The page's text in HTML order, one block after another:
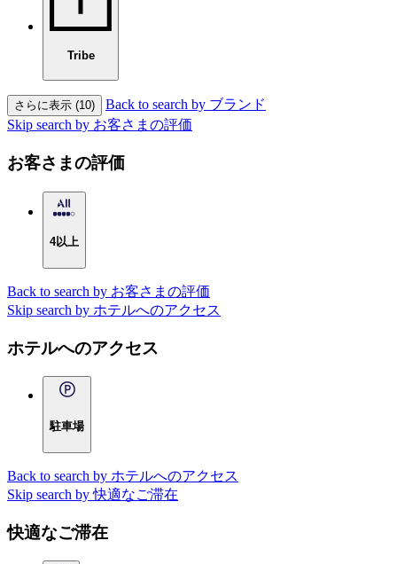
Tribe
さらに表示 (10)
Back to search by ブランド
Skip search by お客さまの評価
お客さまの評価
4以上
Back to search by お客さまの評価
Skip search by ホテルへのアクセス
ホテルへのアクセス
駐車場
Back to search by ホテルへのアクセス
Skip search by 快適なご滞在
快適なご滞在